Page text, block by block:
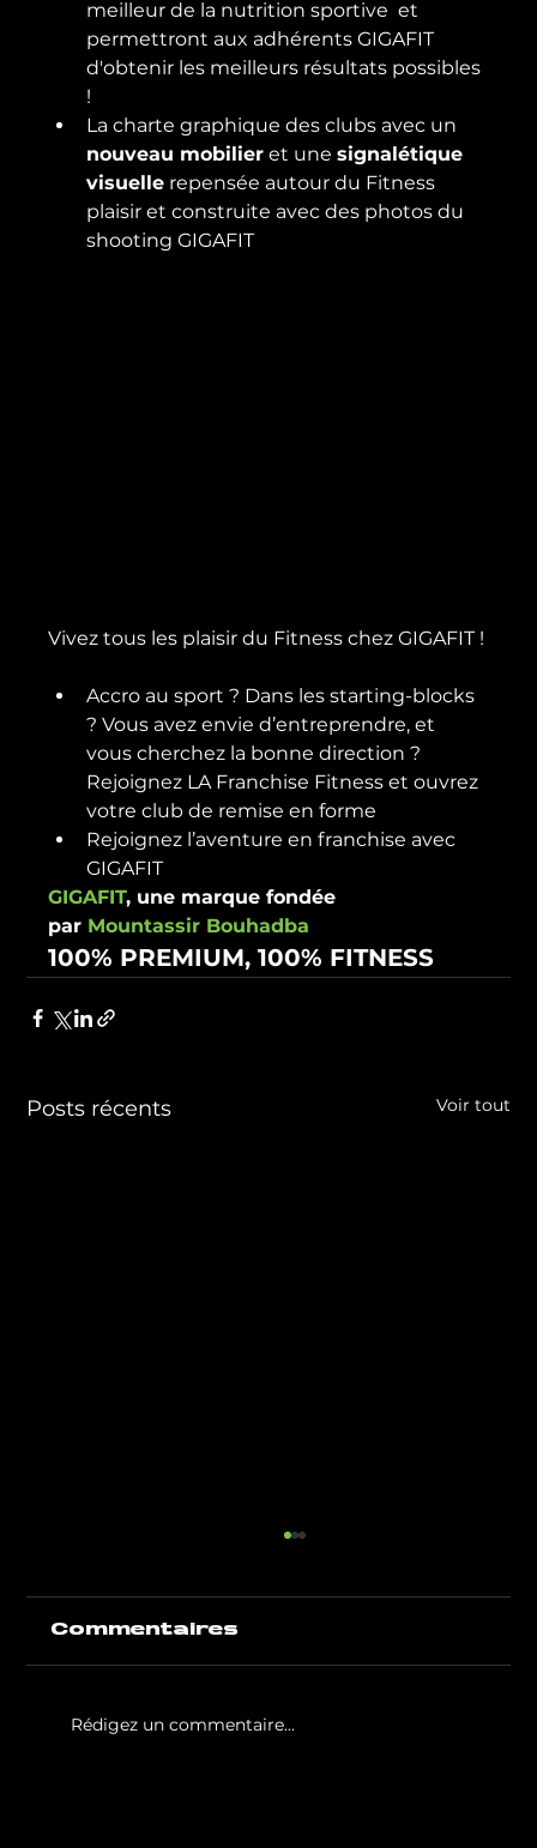
meilleur de la nutrition sportive  et
permettront aux adhérents GIGAFIT
d'obtenir les meilleurs résultats possibles
!
La charte graphique des clubs avec un
nouveau mobilier et une signalétique
visuelle repensée autour du Fitness
plaisir et construite avec des photos du
shooting GIGAFIT
Accro au sport ? Dans les starting-blocks
? Vous avez envie d’entreprendre, et
vous cherchez la bonne direction ?
Rejoignez LA Franchise Fitness et ouvrez
votre club de remise en forme
Rejoignez l’aventure en franchise avec
GIGAFIT
GIGAFIT, une marque fondée
par Mountassir Bouhadba
100% PREMIUM, 100% FITNESS
Posts récents Voir tout
Commentaires
Rédigez un commentaire...